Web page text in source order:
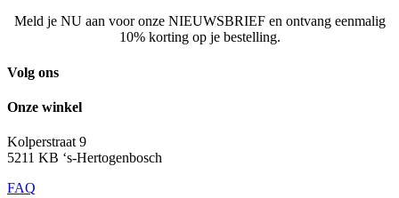
Meld je NU aan voor onze NIEUWSBRIEF en ontvang eenmalig
10% korting op je bestelling.
Volg ons
Onze winkel
Kolperstraat 9
5211 KB ‘s-Hertogenbosch
FAQ